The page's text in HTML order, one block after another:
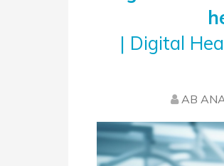
| Digital
AB